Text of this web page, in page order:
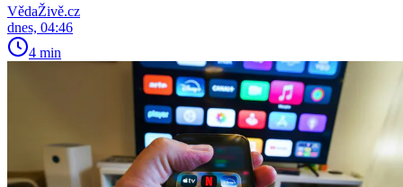
VědaŽivě.cz
dnes, 04:46
4 min